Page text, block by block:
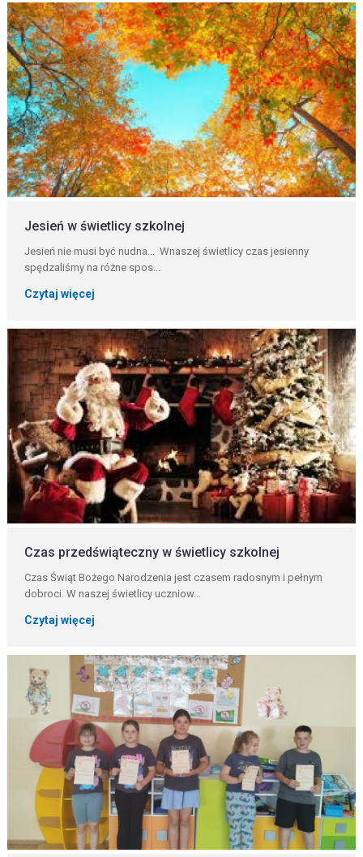
Jesień w świetlicy szkolnej
Jesień nie musi być nudna... Wnaszej świetlicy czas jesienny
spędzaliśmy na różne spos...
Czytaj więcej
Czas przedświąteczny w świetlicy szkolnej
Czas Świąt Bożego Narodzenia jest czasem radosnym i pełnym
dobroci. W naszej świetlicy uczniow...
Czytaj więcej